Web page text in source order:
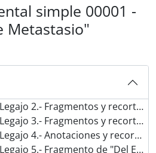
simple 00001 -
Metastasio"
María Gutiérrez
Literaria
41.- Recortes]
Poesía de Francisco Acuña de Figueroa dirigida a Bernabé Figueroa]
y recortes de autores varios de "La Revista Ilustrada"]
Fragmentos y recortes de escritos de Diego Barros Arana]
Anotaciones y recortes referentes a José Joaquín Borda]
de "Del Eco Hispano Americano" del 15 de abril de 1857]